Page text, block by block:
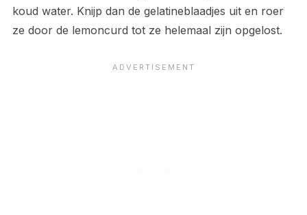
koud water. Knijp dan de gelatineblaadjes uit en roer
ze door de lemoncurd tot ze helemaal zijn opgelost.